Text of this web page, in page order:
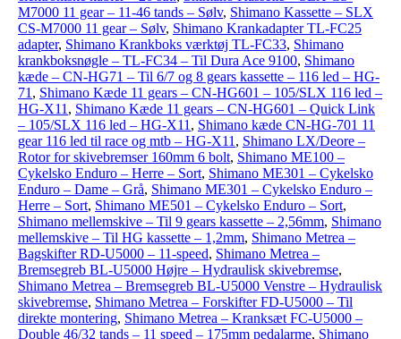
M7000 11 gear – 11-46 tands – Sølv, Shimano Kassette – SLX
CS-M7000 11 gear – Sølv, Shimano Krankadapter TL-FC25
adapter, Shimano Krankboks værktøj TL-FC33, Shimano
krankboksnøgle – TL-FC34 – Til Dura Ace 9100, Shimano
kæde – CN-HG71 – Til 6/7 og 8 gears kassette – 116 led – HG-
71 , Shimano Kæde 11 gears – CN-HG601 – 105/SLX 116 led –
HG-X11 , Shimano Kæde 11 gears – CN-HG601 – Quick Link
– 105/SLX 116 led – HG-X11 , Shimano kæde CN-HG-701 11
gear 116 led til race og mtb – HG-X11 , Shimano LX/Deore –
Rotor for skivebremser 160mm 6 bolt, Shimano ME100 –
Cykelsko Enduro – Herre – Sort, Shimano ME301 – Cykelsko
Enduro – Dame – Grå, Shimano ME301 – Cykelsko Enduro –
Herre – Sort, Shimano ME501 – Cykelsko Enduro – Sort,
Shimano mellemskive – Til 9 gears kassette – 2,56mm, Shimano
mellemskive – Til HG kassette – 1,2mm, Shimano Metrea –
Bagskifter RD-U5000 – 11-speed, Shimano Metrea –
Bremsegreb BL-U5000 Højre – Hydraulisk skivebremse,
Shimano Metrea – Bremsegreb BL-U5000 Venstre – Hydraulisk
skivebremse, Shimano Metrea – Forskifter FD-U5000 – Til
direkte montering, Shimano Metrea – Kranksæt FC-U5000 –
Double 46/32 tands – 11 speed – 175mm pedalarme, Shimano